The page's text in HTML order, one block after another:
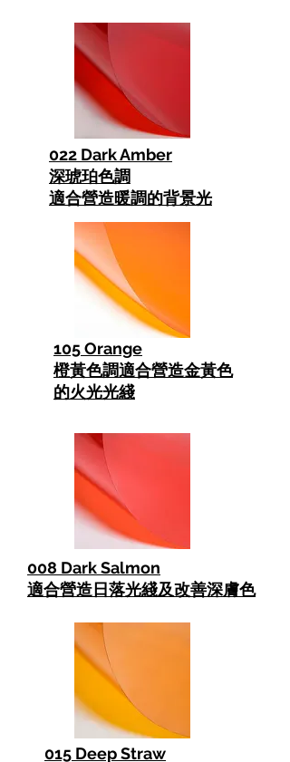
022 Dark Amber
深琥珀色調
適合營造暖調的背景光
105 Orange
橙黃色調適合營造金黃色
的火光光綫
008 Dark Salmon
適合營造日落光綫及改善深膚色
015 Deep Straw